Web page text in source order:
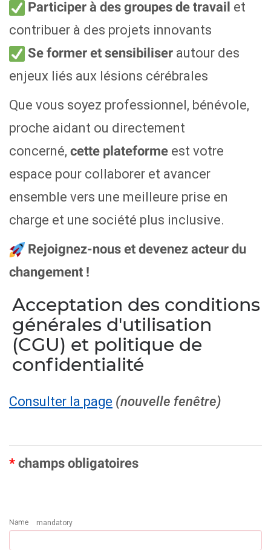
Participer à des groupes de travail et
contribuer à des projets innovants
Se former et sensibiliser autour des
enjeux liés aux lésions cérébrales
Que vous soyez professionnel, bénévole,
proche aidant ou directement
concerné, cette plateforme est votre
espace pour collaborer et avancer
ensemble vers une meilleure prise en
charge et une société plus inclusive.
Rejoignez-nous et devenez acteur du
changement !
Acceptation des conditions
générales d'utilisation
(CGU) et politique de
confidentialité
Consulter la page (nouvelle fenêtre)
* champs obligatoires
Name mandatory